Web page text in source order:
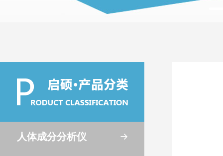
人体成分分析仪